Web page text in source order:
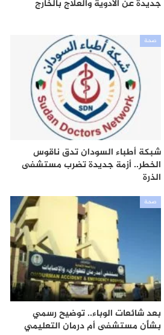
جديدة عن الأدوية والعلاج بالخارج
صحة
شبكة أطباء السودان تدق ناقوس
الخطر.. أزمة جديدة تضرب مستشفى
الذرة
صحة
بعد شائعات الوباء.. توضيح رسمي
بشأن مستشفى أم درمان التعليمي